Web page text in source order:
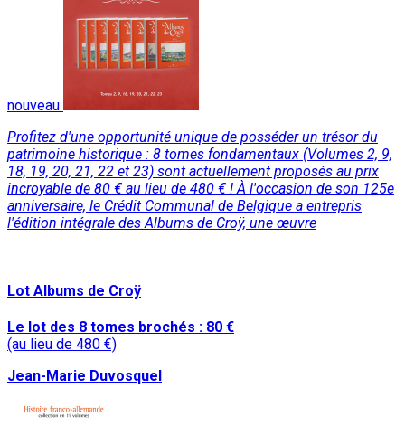
nouveau
Profitez d'une opportunité unique de posséder un trésor du
patrimoine historique : 8 tomes fondamentaux (Volumes 2, 9,
18, 19, 20, 21, 22 et 23) sont actuellement proposés au prix
incroyable de 80 € au lieu de 480 € ! À l'occasion de son 125e
anniversaire, le Crédit Communal de Belgique a entrepris
l'édition intégrale des Albums de Croÿ, une œuvre
Lot Albums de Croÿ
Le lot des 8 tomes brochés : 80 €
(au lieu de 480 €)
Jean-Marie Duvosquel